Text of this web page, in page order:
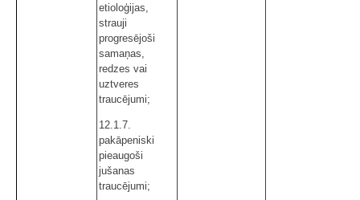
etioloģijas,
strauji
progresējoši
samaņas,
redzes vai
uztveres
traucējumi;
12.1.7.
pakāpeniski
pieaugoši
jušanas
traucējumi;